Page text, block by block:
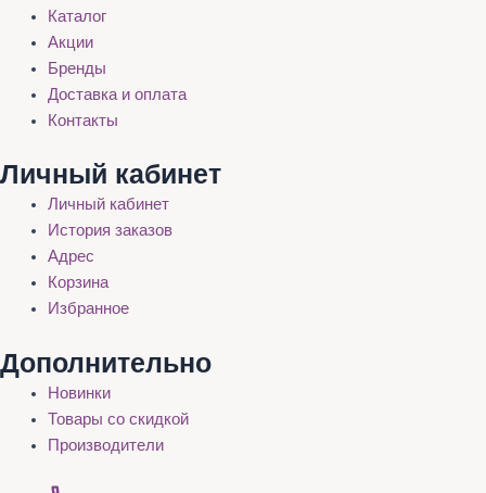
Каталог
Акции
Бренды
Доставка и оплата
Контакты
Личный кабинет
Личный кабинет
История заказов
Адрес
Корзина
Избранное
Дополнительно
Новинки
Товары со скидкой
Производители